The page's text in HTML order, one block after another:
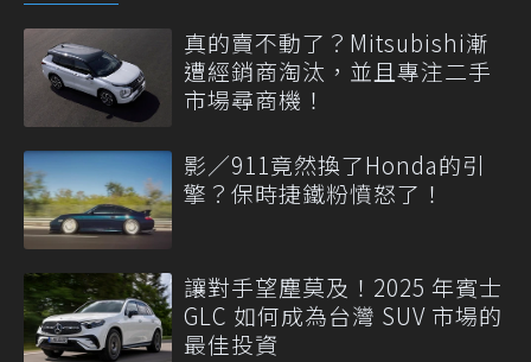
真的賣不動了？Mitsubishi漸
遭經銷商淘汰，並且專注二手
市場尋商機！
影／911竟然換了Honda的引
擎？保時捷鐵粉憤怒了！
讓對手望塵莫及！2025 年賓士
GLC 如何成為台灣 SUV 市場的
最佳投資